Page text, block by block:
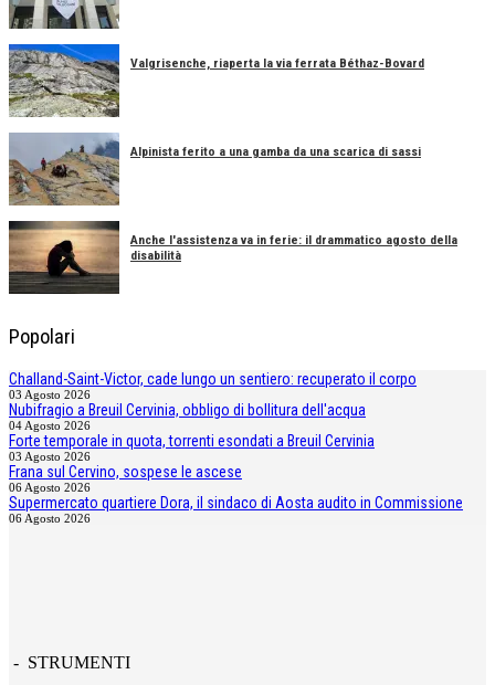
Valgrisenche, riaperta la via ferrata Béthaz-Bovard
Alpinista ferito a una gamba da una scarica di sassi
Anche l'assistenza va in ferie: il drammatico agosto della
disabilità
Popolari
Challand-Saint-Victor, cade lungo un sentiero: recuperato il corpo
03 Agosto 2026
Nubifragio a Breuil Cervinia, obbligo di bollitura dell'acqua
04 Agosto 2026
Forte temporale in quota, torrenti esondati a Breuil Cervinia
03 Agosto 2026
Frana sul Cervino, sospese le ascese
06 Agosto 2026
Supermercato quartiere Dora, il sindaco di Aosta audito in Commissione
06 Agosto 2026
- STRUMENTI